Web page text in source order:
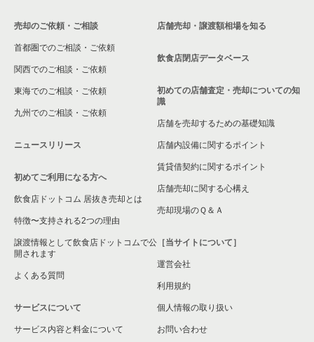
売却のご依頼・ご相談
首都圏でのご相談・ご依頼
関西でのご相談・ご依頼
東海でのご相談・ご依頼
九州でのご相談・ご依頼
ニュースリリース
初めてご利用になる方へ
飲食店ドットコム 居抜き売却とは
特徴〜支持される2つの理由
譲渡情報として飲食店ドットコムで公
開されます
よくある質問
サービスについて
サービス内容と料金について
店舗売却・譲渡額相場を知る
飲食店閉店データベース
初めての店舗査定・売却についての知
識
店舗を売却するための基礎知識
店舗内設備に関するポイント
賃貸借契約に関するポイント
店舗売却に関する心構え
売却現場のＱ＆Ａ
［当サイトについて］
運営会社
利用規約
個人情報の取り扱い
お問い合わせ